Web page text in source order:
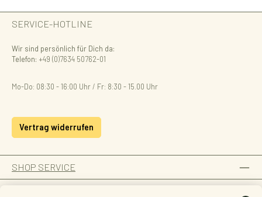
SERVICE-HOTLINE
Wir sind persönlich für Dich da:
Telefon: +49 (0)7634 50762-01
Mo-Do: 08:30 - 16:00 Uhr / Fr: 8:30 - 15.00 Uhr
Vertrag widerrufen
SHOP SERVICE